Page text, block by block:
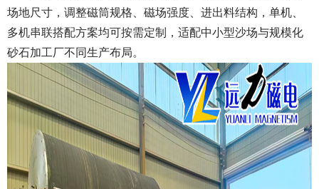
场地尺寸，调整磁筒规格、磁场强度、进出料结构，单机、
多机串联搭配方案均可按需定制，适配中小型沙场与规模化
砂石加工厂不同生产布局。